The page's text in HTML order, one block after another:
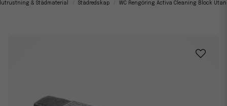
& Städmaterial Städredskap WC Rengöring Activa Cleaning Block